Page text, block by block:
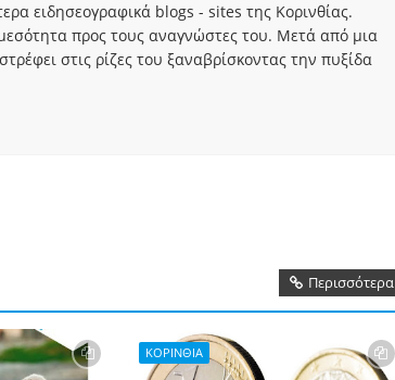
ειδησεογραφικά blogs - sites της Κορινθίας.
προς τους αναγνώστες του. Μετά από μια
στις ρίζες του ξαναβρίσκοντας την πυξίδα
Περισσότερα
ΚΟΡΙΝΘΙΑ